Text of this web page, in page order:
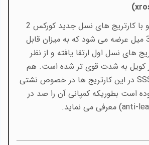
)
ویپرسو اکسراس 4 نانو با کارتریج های نسل جدید کورکس 2
) و حجم 3 میل عرضه می شود که به میزان قابل
های نسل اول ارتقا یافته و از نظر
به شدت قوی تر شده است. هم
در این کارتریج ها در خصوص نشتی
است بطوریکه کمپانی آن را صد در
anti-) معرفی می نماید.